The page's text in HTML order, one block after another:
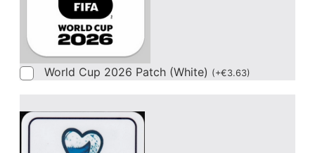
World Cup 2026 Patch (White) (+€3.63)